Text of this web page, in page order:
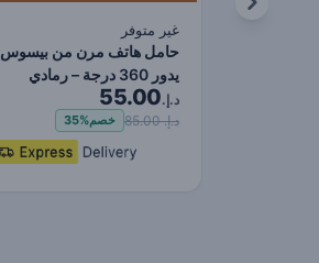
غير متوفر
حامل هاتف مرن من بيسوس
يدور 360 درجة – رمادي
داكن، بذراع طويلة ق…
د.إ.55.00
د.إ. 85.00 خصم35%